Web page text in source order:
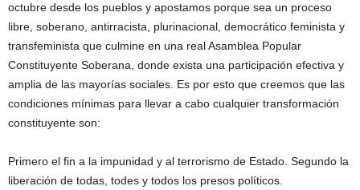
octubre desde los pueblos y apostamos porque sea un proceso
libre, soberano, antirracista, plurinacional, democrático feminista y
transfeminista que culmine en una real Asamblea Popular
Constituyente Soberana, donde exista una participación efectiva y
amplia de las mayorías sociales. Es por esto que creemos que las
condiciones mínimas para llevar a cabo cualquier transformación
constituyente son:
Primero el fin a la impunidad y al terrorismo de Estado. Segundo la
liberación de todas, todes y todos los presos políticos.